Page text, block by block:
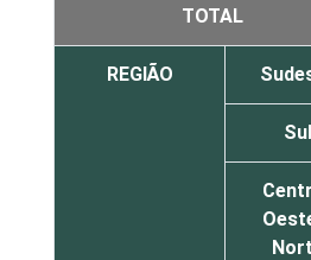
TOTAL
REGIÃO
Sul